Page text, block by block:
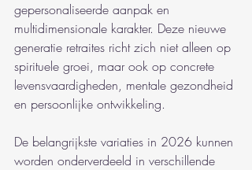
gepersonaliseerde aanpak en
multidimensionale karakter. Deze nieuwe
generatie retraites richt zich niet alleen op
spirituele groei, maar ook op concrete
levensvaardigheden, mentale gezondheid
en persoonlijke ontwikkeling.
De belangrijkste variaties in 2026 kunnen
worden onderverdeeld in verschillende